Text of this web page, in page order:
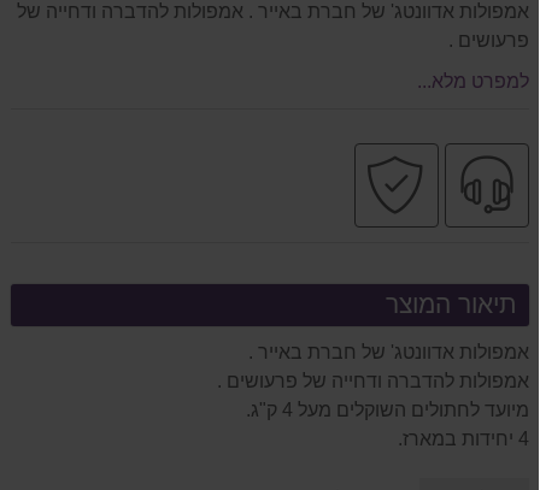
אמפולות אדוונטג' של חברת באייר . אמפולות להדברה ודחייה של
פרעושים .
למפרט מלא...
שירות
מקצועי
תיאור המוצר
אמפולות אדוונטג' של חברת באייר .
אמפולות להדברה ודחייה של פרעושים .
מיועד לחתולים השוקלים מעל 4 ק"ג.
4 יחידות במארז.